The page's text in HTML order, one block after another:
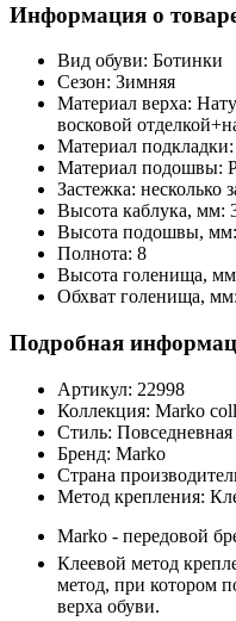
Информация о
Вид обуви: Ботинки
Сезон: Зимняя
Материал верха:
восковой
Материал подкладки:
Материал подошвы:
Застежка: несколько
Высота каблука, мм:
Высота подошвы, мм:
Полнота: 8
Высота голенища,
Обхват голенища, мм:
Подробная
Артикул: 22998
Коллекция: Marko
Стиль: Повседневная
Бренд: Marko
Страна
Метод крепления:
Marko - передовой
Клеевой метод
метод, при котором
верха обуви.